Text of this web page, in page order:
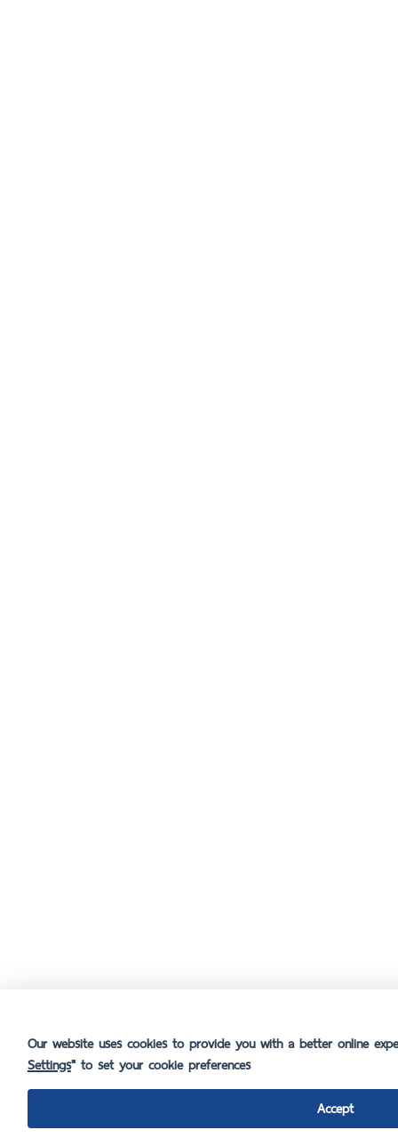
Our website uses cookies to provide you with a better online
Settings" to set your cookie preferences
Accept